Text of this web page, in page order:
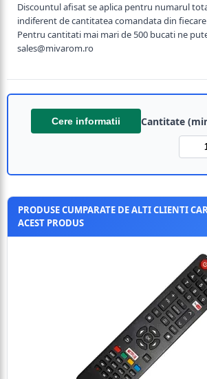
Discountul afisat se aplica pentru numarul
indiferent de cantitatea comandata din
Pentru cantitati mai mari de 500 bucati ne
sales@mivarom.ro
Cere informatii Cantitate
PRODUSE CUMPARATE DE ALTI CLIENTI
ACEST PRODUS